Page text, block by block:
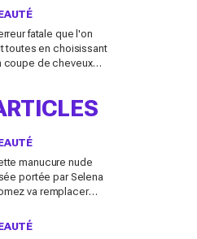
vont booster
fatale que l'on
toutes en choisissant
coupe de cheveux
manucure nude
portée par Selena
va remplacer
la quitterez plus de